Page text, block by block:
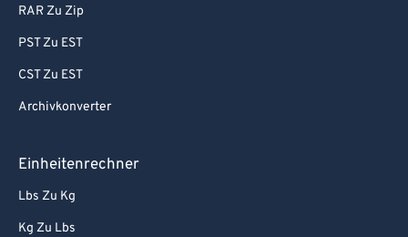
RAR Zu Zip
PST Zu EST
CST Zu EST
Archivkonverter
Einheitenrechner
Lbs Zu Kg
Kg Zu Lbs